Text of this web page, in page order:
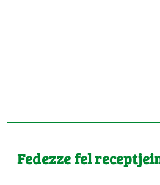
Fedezze fel